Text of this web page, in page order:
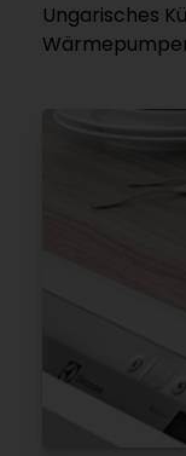
Ungarisches